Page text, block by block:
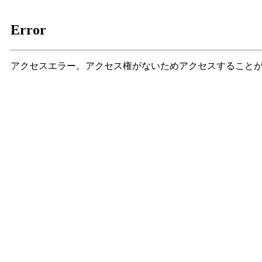
Error
アクセスエラー。アクセス権がないためアクセスすることが